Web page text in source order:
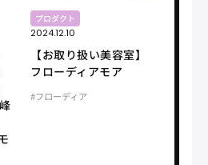
プロダクト
2024.12.10
【お取り扱い美容室】
フローディアモア
#フローディア